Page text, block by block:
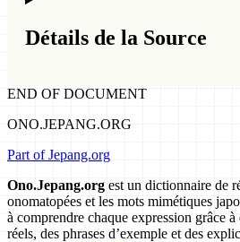
Détails de la Source
END OF DOCUMENT
ONO.JEPANG.ORG
Part of Jepang.org
Ono.Jepang.org est un dictionnaire de
onomatopées et les mots mimétiques
à comprendre chaque expression grâce à
réels, des phrases d’exemple et des